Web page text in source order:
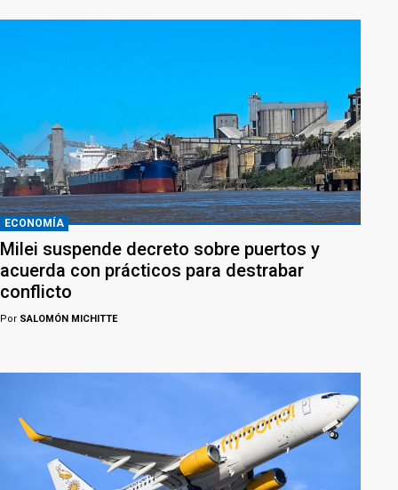
ECONOMÍA
Milei suspende decreto sobre puertos y
acuerda con prácticos para destrabar
conflicto
Por SALOMÓN MICHITTE